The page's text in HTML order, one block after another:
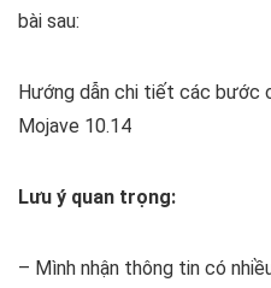
bài sau:
Hướng dẫn chi tiết các bước
Mojave 10.14
Lưu ý quan trọng:
– Mình nhận thông tin có